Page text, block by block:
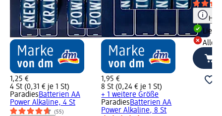
1,25 €
4 St (0,31 € je 1 St)
ParadiesBatterien AA
Power Alkaline, 4 St
(55)
1,95 €
8 St (0,24 € je 1 St)
+ 1 weitere Größe
ParadiesBatterien AA
Power Alkaline, 8 St
Alle